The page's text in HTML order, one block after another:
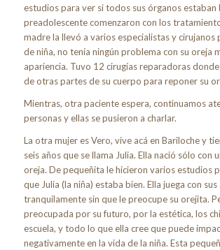
estudios para ver si todos sus órganos estaban
preadolescente comenzaron con los
madre la llevó a varios especialistas y cirujanos
de niña, no tenía ningún problema con su oreja
apariencia. Tuvo 12 cirugías reparadoras
de otras partes de su cuerpo para reponer su
Mientras, otra paciente espera, continuamos
personas y ellas se pusieron a charlar.
La otra mujer es Vero, vive acá en Bariloche y
seis años que se llama Julia. Ella nació sólo con
oreja. De pequeñita le hicieron varios estudios
que Julia (la niña) estaba bien. Ella juega con sus
tranquilamente sin que le preocupe su orejita.
preocupada por su futuro, por la estética, los
escuela, y todo lo que ella cree que puede
negativamente en la vida de la niña. Esta